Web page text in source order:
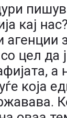
кај
агенции
цел да
а
која